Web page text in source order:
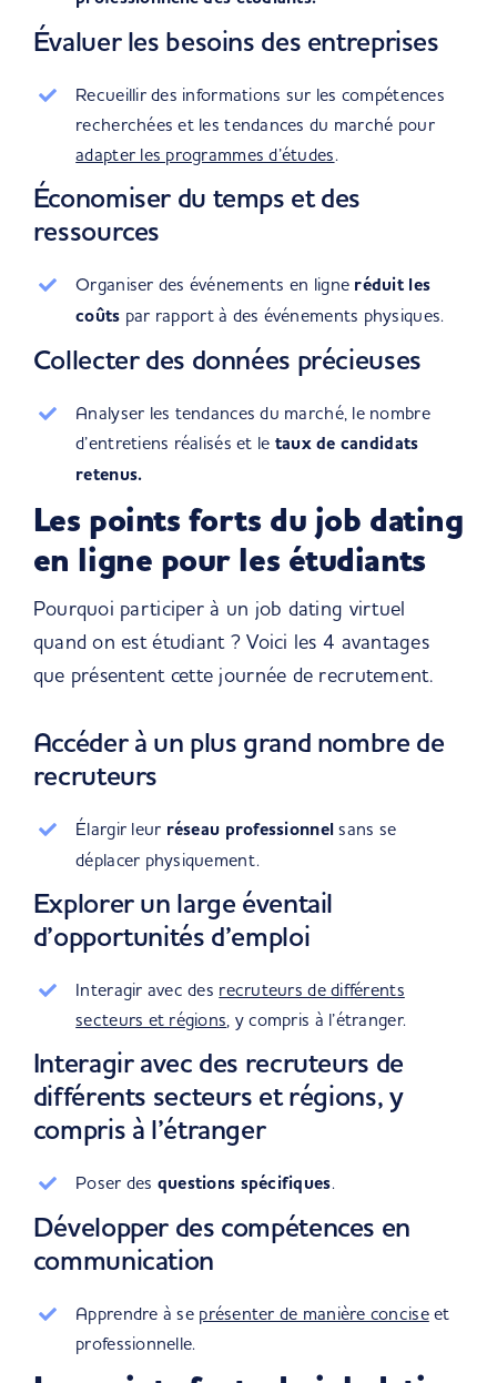
Évaluer les besoins des entreprises
Recueillir des informations sur les compétences
recherchées et les tendances du marché pour
adapter les programmes d’études.
Économiser du temps et des
ressources
Organiser des événements en ligne réduit les
coûts par rapport à des événements physiques.
Collecter des données précieuses
Analyser les tendances du marché, le nombre
d’entretiens réalisés et le taux de candidats
retenus.
Les points forts du job dating
en ligne pour les étudiants
Pourquoi participer à un job dating virtuel
quand on est étudiant ? Voici les 4 avantages
que présentent cette journée de recrutement.
Accéder à un plus grand nombre de
recruteurs
Élargir leur réseau professionnel sans se
déplacer physiquement.
Explorer un large éventail
d’opportunités d’emploi
Interagir avec des recruteurs de différents
secteurs et régions, y compris à l’étranger.
Interagir avec des recruteurs de
différents secteurs et régions, y
compris à l’étranger
Poser des questions spécifiques.
Développer des compétences en
communication
Apprendre à se présenter de manière conciseet
professionnelle.